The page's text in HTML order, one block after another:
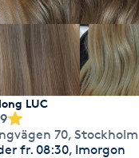
LUC
70, Stockholm
fr. 08:30, Imorgon